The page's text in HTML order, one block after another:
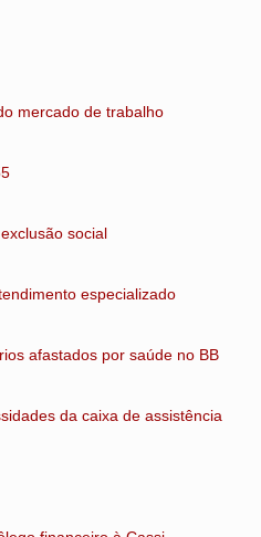
mercado de trabalho
social
especializado
afastados por saúde no BB
da caixa de assistência